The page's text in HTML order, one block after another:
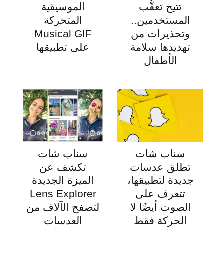
تتيح تعقُّب
المستخدمين..
وتحذيرات من
تهديدها سلامة
الأطفال
الموسيقية
المتحركة
Musical GIF
على تطبيقها
سناب شات
تطلق عدسات
جديدة لتطبيقها،
تتعرف على
الصوت أيضًا لا
الحركة فقط
سناب شات
تكشف عن
الميزة الجديدة
Lens Explorer
لتصفح الآلاف من
العدسات